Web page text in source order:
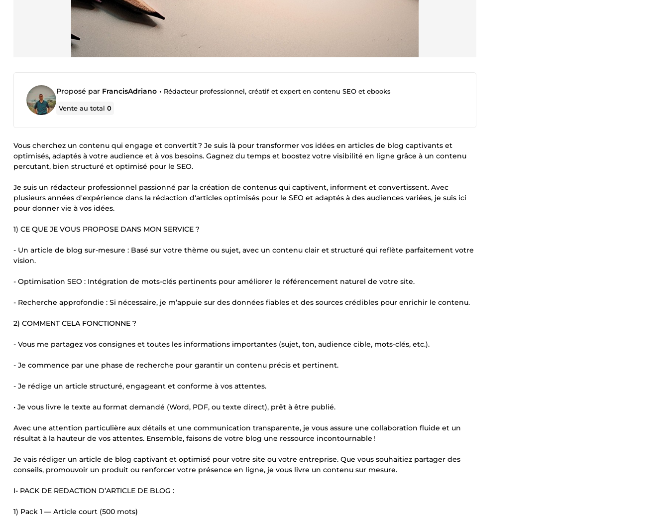
Proposé par FrancisAdriano • Rédacteur professionnel, créatif et expert en contenu SEO et ebooks
Vente au total0
Vous cherchez un contenu qui engage et convertit ? Je suis là pour transformer vos idées en articles de blog captivants et
optimisés, adaptés à votre audience et à vos besoins. Gagnez du temps et boostez votre visibilité en ligne grâce à un contenu
percutant, bien structuré et optimisé pour le SEO.
Je suis un rédacteur professionnel passionné par la création de contenus qui captivent, informent et convertissent. Avec
plusieurs années d'expérience dans la rédaction d'articles optimisés pour le SEO et adaptés à des audiences variées, je suis ici
pour donner vie à vos idées.
1) CE QUE JE VOUS PROPOSE DANS MON SERVICE ?
- Un article de blog sur-mesure : Basé sur votre thème ou sujet, avec un contenu clair et structuré qui reflète parfaitement votre
vision.
- Optimisation SEO : Intégration de mots-clés pertinents pour améliorer le référencement naturel de votre site.
- Recherche approfondie : Si nécessaire, je m’appuie sur des données fiables et des sources crédibles pour enrichir le contenu.
2) COMMENT CELA FONCTIONNE ?
- Vous me partagez vos consignes et toutes les informations importantes (sujet, ton, audience cible, mots-clés, etc.).
- Je commence par une phase de recherche pour garantir un contenu précis et pertinent.
- Je rédige un article structuré, engageant et conforme à vos attentes.
• Je vous livre le texte au format demandé (Word, PDF, ou texte direct), prêt à être publié.
Avec une attention particulière aux détails et une communication transparente, je vous assure une collaboration fluide et un
résultat à la hauteur de vos attentes. Ensemble, faisons de votre blog une ressource incontournable !
Je vais rédiger un article de blog captivant et optimisé pour votre site ou votre entreprise. Que vous souhaitiez partager des
conseils, promouvoir un produit ou renforcer votre présence en ligne, je vous livre un contenu sur mesure.
I- PACK DE REDACTION D’ARTICLE DE BLOG :
1) Pack 1 — Article court (500 mots)